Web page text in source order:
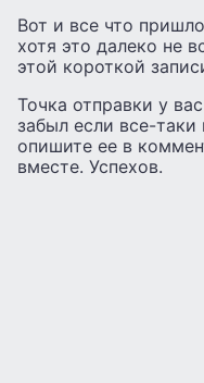
Вот и все что
хотя это далеко не
этой короткой
Точка отправки у
забыл если все-
опишите ее в
вместе. Успехов.